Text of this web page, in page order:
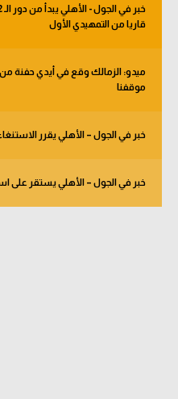
قاريا من التمهيدي الأول
ميدو: الزمالك وقع في أيدي حفنة من
موقفنا
خبر في الجول – الأهلي يقرر
خبر في الجول – الأهلي يستقر على